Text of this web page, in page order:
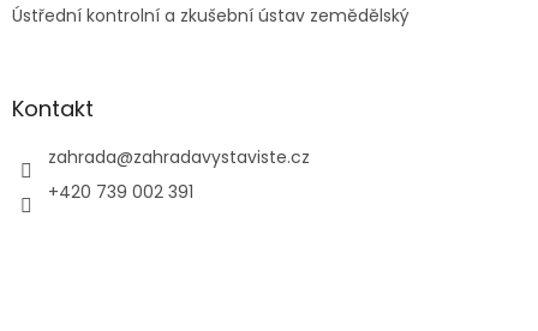
Ústřední kontrolní a zkušební ústav zemědělský
Kontakt
zahrada@zahradavystaviste.cz
+420 739 002 391